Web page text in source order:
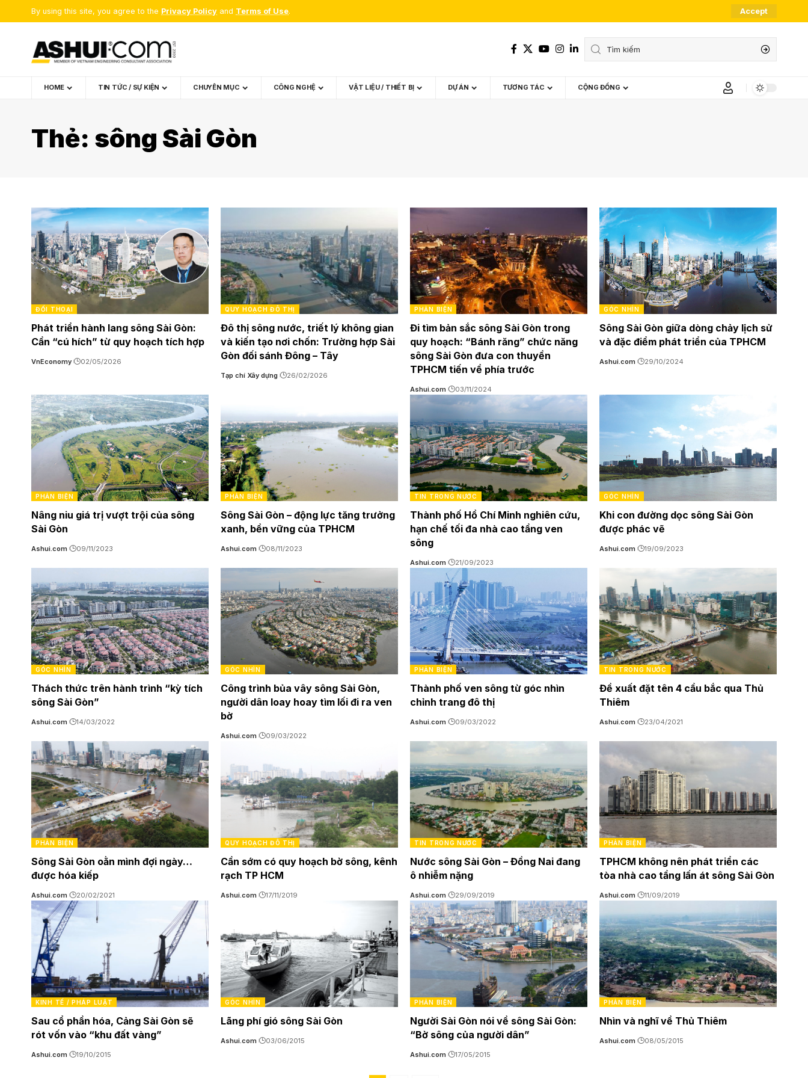
By using this site, you agree to the Privacy Policy and Terms of Use. Accept
HOME TIN TỨC / SỰ KIỆN CHUYÊN MỤC CÔNG NGHỆ VẬT LIỆU / THIẾT BỊ DỰ ÁN TƯƠNG TÁC CỘNG ĐỒNG
Thẻ: sông Sài Gòn
ĐỐI THOẠI
Phát triển hành lang sông Sài Gòn:
Cần “cú hích” từ quy hoạch tích hợp
VnEconomy 02/05/2026
QUY HOẠCH ĐÔ THỊ
Đô thị sông nước, triết lý không gian
và kiến tạo nơi chốn: Trường hợp Sài
Gòn đối sánh Đông – Tây
Tạp chí Xây dựng 26/02/2026
PHẢN BIỆN
Đi tìm bản sắc sông Sài Gòn trong
quy hoạch: “Bánh răng” chức năng
sông Sài Gòn đưa con thuyền
TPHCM tiến về phía trước
Ashui.com 03/11/2024
GÓC NHÌN
Sông Sài Gòn giữa dòng chảy lịch sử
và đặc điểm phát triển của TPHCM
Ashui.com 29/10/2024
PHẢN BIỆN
Nâng niu giá trị vượt trội của sông
Sài Gòn
Ashui.com 09/11/2023
PHẢN BIỆN
Sông Sài Gòn – động lực tăng trưởng
xanh, bền vững của TPHCM
Ashui.com 08/11/2023
TIN TRONG NƯỚC
Thành phố Hồ Chí Minh nghiên cứu,
hạn chế tối đa nhà cao tầng ven
sông
Ashui.com 21/09/2023
GÓC NHÌN
Khi con đường dọc sông Sài Gòn
được phác vẽ
Ashui.com 19/09/2023
GÓC NHÌN
Thách thức trên hành trình “kỳ tích
sông Sài Gòn”
Ashui.com 14/03/2022
GÓC NHÌN
Công trình bủa vây sông Sài Gòn,
người dân loay hoay tìm lối đi ra ven
bờ
Ashui.com 09/03/2022
PHẢN BIỆN
Thành phố ven sông từ góc nhìn
chỉnh trang đô thị
Ashui.com 09/03/2022
TIN TRONG NƯỚC
Đề xuất đặt tên 4 cầu bắc qua Thủ
Thiêm
Ashui.com 23/04/2021
PHẢN BIỆN
Sông Sài Gòn oằn mình đợi ngày…
được hóa kiếp
Ashui.com 20/02/2021
QUY HOẠCH ĐÔ THỊ
Cần sớm có quy hoạch bờ sông, kênh
rạch TP HCM
Ashui.com 17/11/2019
TIN TRONG NƯỚC
Nước sông Sài Gòn – Đồng Nai đang
ô nhiễm nặng
Ashui.com 29/09/2019
PHẢN BIỆN
TPHCM không nên phát triển các
tòa nhà cao tầng lấn át sông Sài Gòn
Ashui.com 11/09/2019
KINH TẾ / PHÁP LUẬT
Sau cổ phần hóa, Cảng Sài Gòn sẽ
rót vốn vào “khu đất vàng”
Ashui.com 19/10/2015
GÓC NHÌN
Lãng phí gió sông Sài Gòn
Ashui.com 03/06/2015
PHẢN BIỆN
Người Sài Gòn nói về sông Sài Gòn:
“Bờ sông của người dân”
Ashui.com 17/05/2015
PHẢN BIỆN
Nhìn và nghĩ về Thủ Thiêm
Ashui.com 08/05/2015